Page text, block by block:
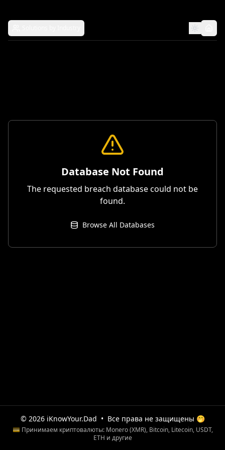
Database Not Found
The requested breach database could not be
found.
Browse All Databases
© 2026 iKnowYour.Dad • Все права не защищены 🤭
💳 Принимаем криптовалюты: Monero (XMR), Bitcoin, Litecoin, USDT,
ETH и другие